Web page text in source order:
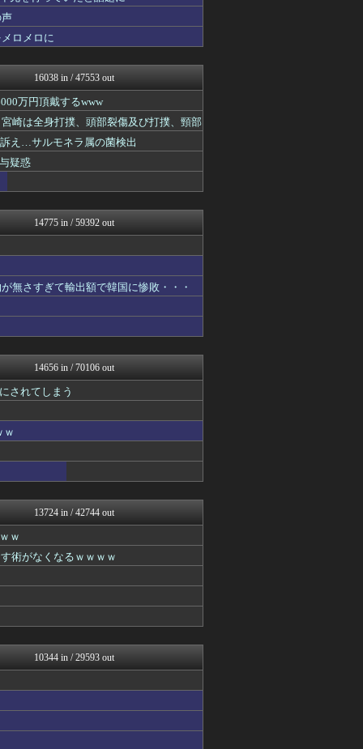
厳選！韓国情報
国難にあってもの申す！！
ゴールデンタイムズ
ふぇー速
ふぇー速
思考ちゃんねる
ふぇー速
軍事・ミリタリー速報☆彡
わんこーる速報！
海外トークログ
V速ニュップ
ウマ娘うまぴょい速報
坂道情報通～乃木坂46まと...
海外の反応リサーチ
なんJミュージアム
にゅーすアルー！
なんJ PRIDE
アニゲー速報
不思議.net - 5ch...
海外の万国反応記＠海外の反...
ふぇー速
えっ!?またここのサイト?
まとめたニュース
いたしん！
キニ速
かせまと！
スターライト速報 -遊戯王...
フットボール速報
原神速報 | GENSHI...
漫画まとめ速報
日本第一！ニュース録
ロメロに
16038 in / 47553 out
万円頂戴するwww
崎は全身打撲、頭部裂傷及び打撲、頸部
え…サルモネラ属の菌検出
疑惑
14775 in / 59392 out
無さすぎて輸出額で韓国に惨敗・・・
14656 in / 70106 out
されてしまう
ｗ
13724 in / 42744 out
ｗ
術がなくなるｗｗｗｗ
10344 in / 29593 out